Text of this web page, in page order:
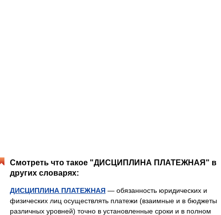
Смотреть что такое "ДИСЦИПЛИНА ПЛАТЕЖНАЯ" в
других словарях:
ДИСЦИПЛИНА ПЛАТЕЖНАЯ — обязанность юридических и
физических лиц осуществлять платежи (взаимные и в бюджеты
различных уровней) точно в установленные сроки и в полном